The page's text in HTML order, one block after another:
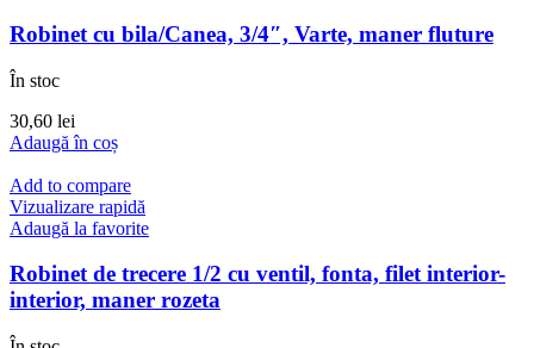
Robinet cu bila/Canea, 3/4″, Varte, maner fluture
În stoc
30,60 lei
Adaugă în coș
Add to compare
Vizualizare rapidă
Adaugă la favorite
Robinet de trecere 1/2 cu ventil, fonta, filet interior-
interior, maner rozeta